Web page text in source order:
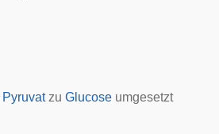
Pyruvatzu Glucose umgesetzt